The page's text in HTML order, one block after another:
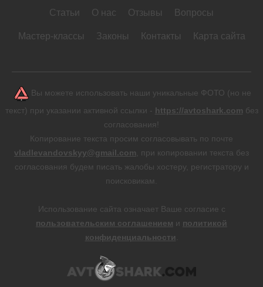
Статьи О нас Отзывы Вопросы
Мастер-классы Законы Контакты Карта сайта
Вы можете использовать наши уникальные ФОТО (но не
текст) при указании активной ссылки - https://avtoshark.com без
согласования!
Копирование текста просим согласовывать по почте
vladlevandovskyy@gmail.com , при копировании текста без
согласования будем писать жалобы хостеру, регистратору и
поисковикам.
Использование сайта означает Ваше согласие с
пользовательским соглашением и политикой
конфиденциальности